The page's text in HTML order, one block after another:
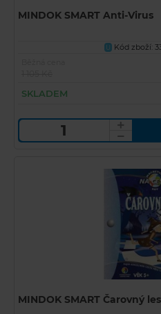
MINDOK SMART Anti-Virus
U
Kód zboží:
SKLADEM
MINDOK SMART Čarovný les